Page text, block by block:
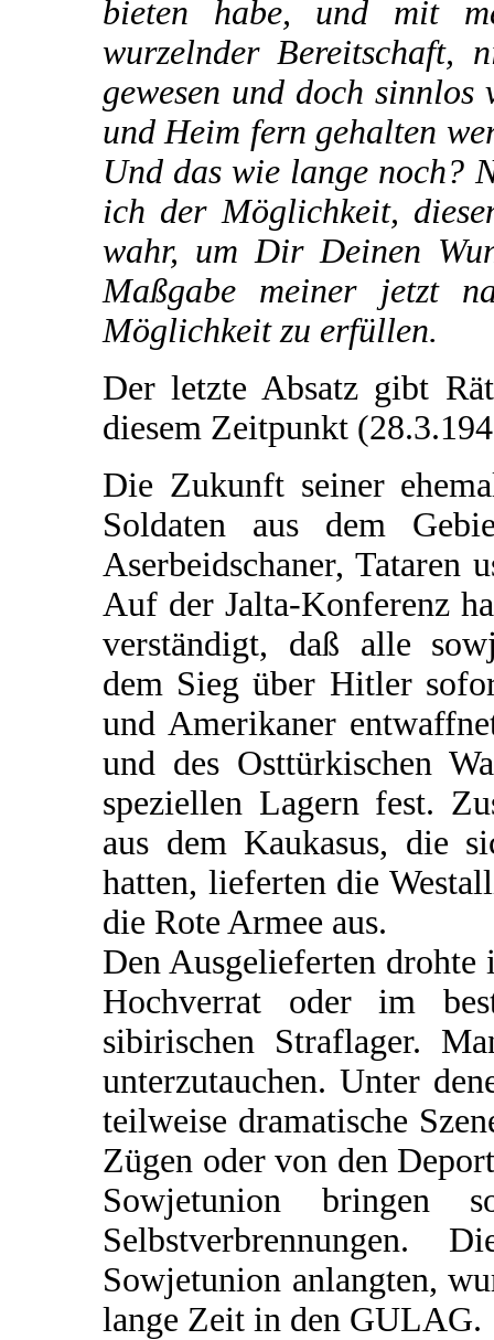
bieten habe, und mit
wurzelnder Bereitschaft,
gewesen und doch
und Heim fern gehalten
Und das wie lange noch?
ich der Möglichkeit,
wahr, um Dir Deinen
Maßgabe meiner jetzt
Möglichkeit zu erfüllen.
Der letzte Absatz gibt
diesem Zeitpunkt
Die Zukunft seiner
Soldaten aus dem
Aserbeidschaner, Tataren
Auf der Jalta-Konferenz
verständigt, daß alle
dem Sieg über Hitler
und Amerikaner
und des Osttürkischen
speziellen Lagern fest.
aus dem Kaukasus, die
hatten, lieferten die
die Rote Armee aus.
Den Ausgelieferten
Hochverrat oder im
sibirischen Straflager.
unterzutauchen. Unter
teilweise dramatische
Zügen oder von den
Sowjetunion bringen
Sowjetunion anlangten,
lange Zeit in den GULAG.